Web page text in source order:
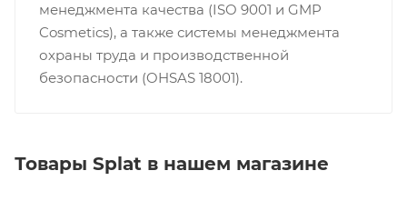
менеджмента качества (ISO 9001 и GMP
Cosmetics), а также системы менеджмента
охраны труда и производственной
безопасности (OHSAS 18001).
Товары Splat в нашем магазине